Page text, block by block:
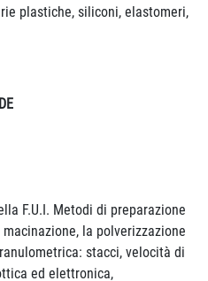
plastiche, siliconi, elastomeri,
F.U.I. Metodi di preparazione
la polverizzazione
stacci, velocità di
ed elettronica,